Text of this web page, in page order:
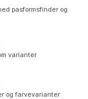
pasformsfinder og
varianter
og farvevarianter